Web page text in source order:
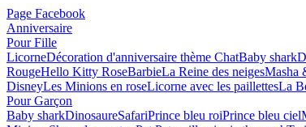
Page Facebook
Anniversaire
Pour Fille
LicorneDécoration d'anniversaire thème ChatBaby shark
RougeHello Kitty RoseBarbieLa Reine des neigesMasha
DisneyLes Minions en roseLicorne avec les paillettesLa
Pour Garçon
Baby sharkDinosaureSafariPrince bleu roiPrince bleu ciel